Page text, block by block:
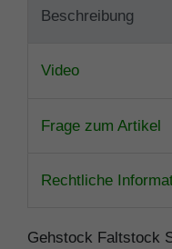
Beschreibung
Video
Frage zum Artikel
Rechtliche
Gehstock Faltstock